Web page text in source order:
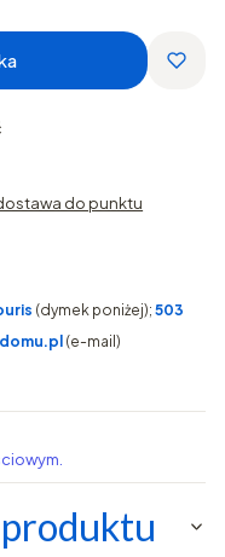
do punktu
(dymek poniżej); 503
(e-mail)
produktu